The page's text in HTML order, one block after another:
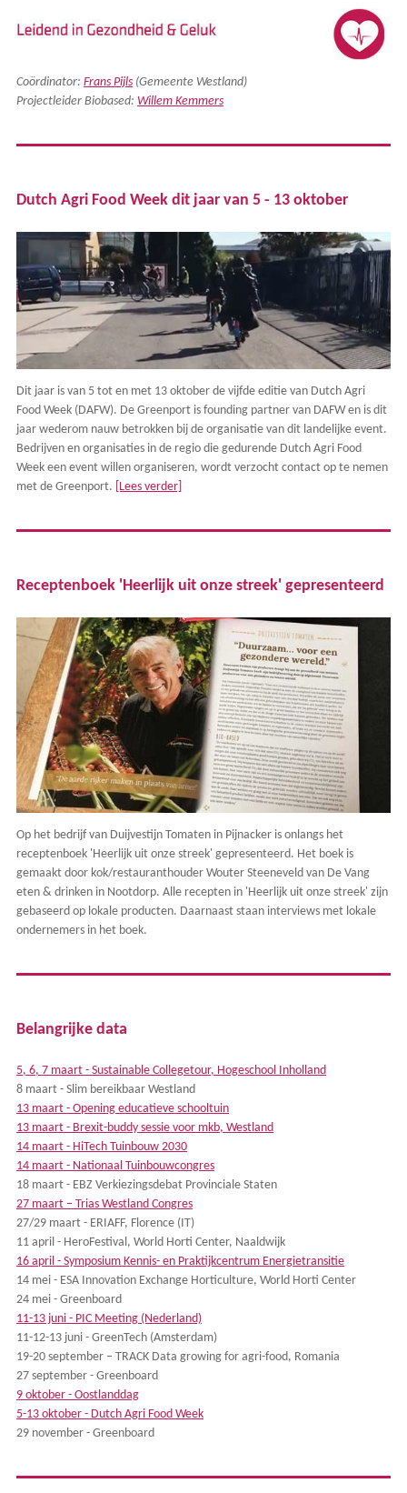
Coördinator: Frans Pijls (Gemeente Westland)
Projectleider Biobased: Willem Kemmers
Dutch Agri Food Week dit jaar van 5 - 13 oktober
Dit jaar is van 5 tot en met 13 oktober de vijfde editie van Dutch Agri
Food Week (DAFW). De Greenport is founding partner van DAFW en is dit
jaar wederom nauw betrokken bij de organisatie van dit landelijke event.
Bedrijven en organisaties in de regio die gedurende Dutch Agri Food
Week een event willen organiseren, wordt verzocht contact op te nemen
met de Greenport. [Lees verder]
Receptenboek 'Heerlijk uit onze streek' gepresenteerd
Op het bedrijf van Duijvestijn Tomaten in Pijnacker is onlangs het
receptenboek 'Heerlijk uit onze streek' gepresenteerd. Het boek is
gemaakt door kok/restauranthouder Wouter Steeneveld van De Vang
eten & drinken in Nootdorp. Alle recepten in 'Heerlijk uit onze streek' zijn
gebaseerd op lokale producten. Daarnaast staan interviews met lokale
ondernemers in het boek.
Belangrijke data
5, 6, 7 maart - Sustainable Collegetour, Hogeschool Inholland
8 maart - Slim bereikbaar Westland
13 maart - Opening educatieve schooltuin
13 maart - Brexit-buddy sessie voor mkb, Westland
14 maart - HiTech Tuinbouw 2030
14 maart - Nationaal Tuinbouwcongres
18 maart - EBZ Verkiezingsdebat Provinciale Staten
27 maart – Trias Westland Congres
27/29 maart - ERIAFF, Florence (IT)
11 april - HeroFestival, World Horti Center, Naaldwijk
16 april - Symposium Kennis- en Praktijkcentrum Energietransitie
14 mei - ESA Innovation Exchange Horticulture, World Horti Center
24 mei - Greenboard
11-13 juni - PIC Meeting (Nederland)
11-12-13 juni - GreenTech (Amsterdam)
19-20 september – TRACK Data growing for agri-food, Romania
27 september - Greenboard
9 oktober - Oostlanddag
5-13 oktober - Dutch Agri Food Week
29 november - Greenboard